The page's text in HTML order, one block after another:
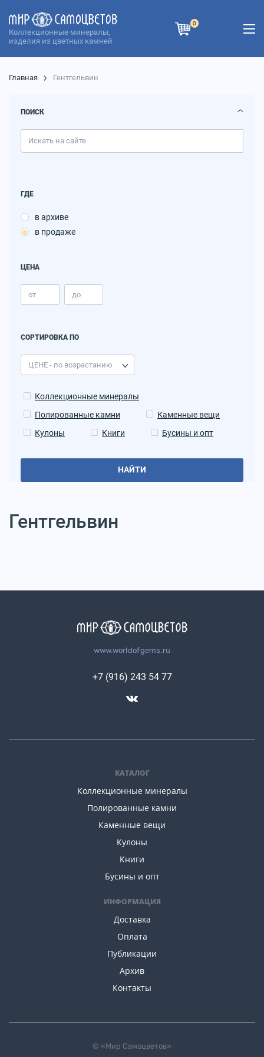
Коллекционные минералы,
изделия из цветных камней
0
Главная Гентгельвин
ПОИСК
ГДЕ
в архиве
в продаже
ЦЕНА
СОРТИРОВКА ПО
Коллекционные минералы
Полированные камни
Каменные вещи
Кулоны
Книги Бусины и опт
НАЙТИ
Гентгельвин
www.worldofgems.ru
КАТАЛОГ
Коллекционные минералы
Полированные камни
Каменные вещи
Кулоны
Книги
Бусины и опт
ИНФОРМАЦИЯ
Доставка
Оплата
Публикации
Архив
Контакты
+7 (916) 243 54 77
© «Мир Самоцветов»